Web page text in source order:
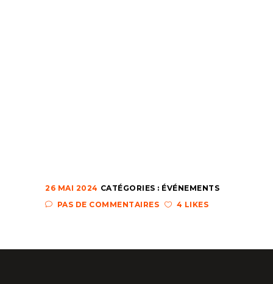
26 MAI 2024 CATÉGORIES : ÉVÉNEMENTS
PAS DE COMMENTAIRES
4 LIKES